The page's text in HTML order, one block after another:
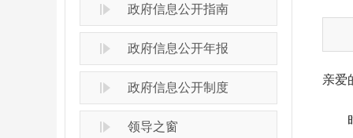
政府信息公开指南
政府信息公开年报
政府信息公开制度
领导之窗
亲爱
时